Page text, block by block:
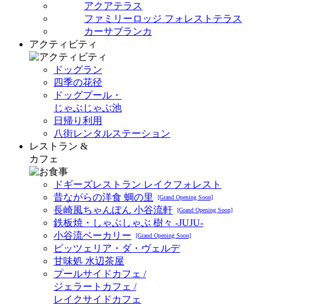
アクアテラス
ファミリーロッジ フォレストテラス
カーサブランカ
アクティビティ
ドッグラン
四季の花径
ドッグプール・
じゃぶじゃぶ池
日帰り利用
八街レンタルステーション
レストラン &
カフェ
ドギーズレストラン レイクフォレスト
昔ながらの洋食 蜩の里
[Grand Opening Soon]
長崎風ちゃんぽん 小谷流軒 [Grand Opening Soon]
鉄板焼・しゃぶしゃぶ 樹々 -JUJU-
小谷流ベーカリー
[Grand Opening Soon]
ピッツェリア・ダ・ヴェルデ
甘味処 水辺茶屋
プールサイドカフェ /
ジェラートカフェ /
レイクサイドカフェ